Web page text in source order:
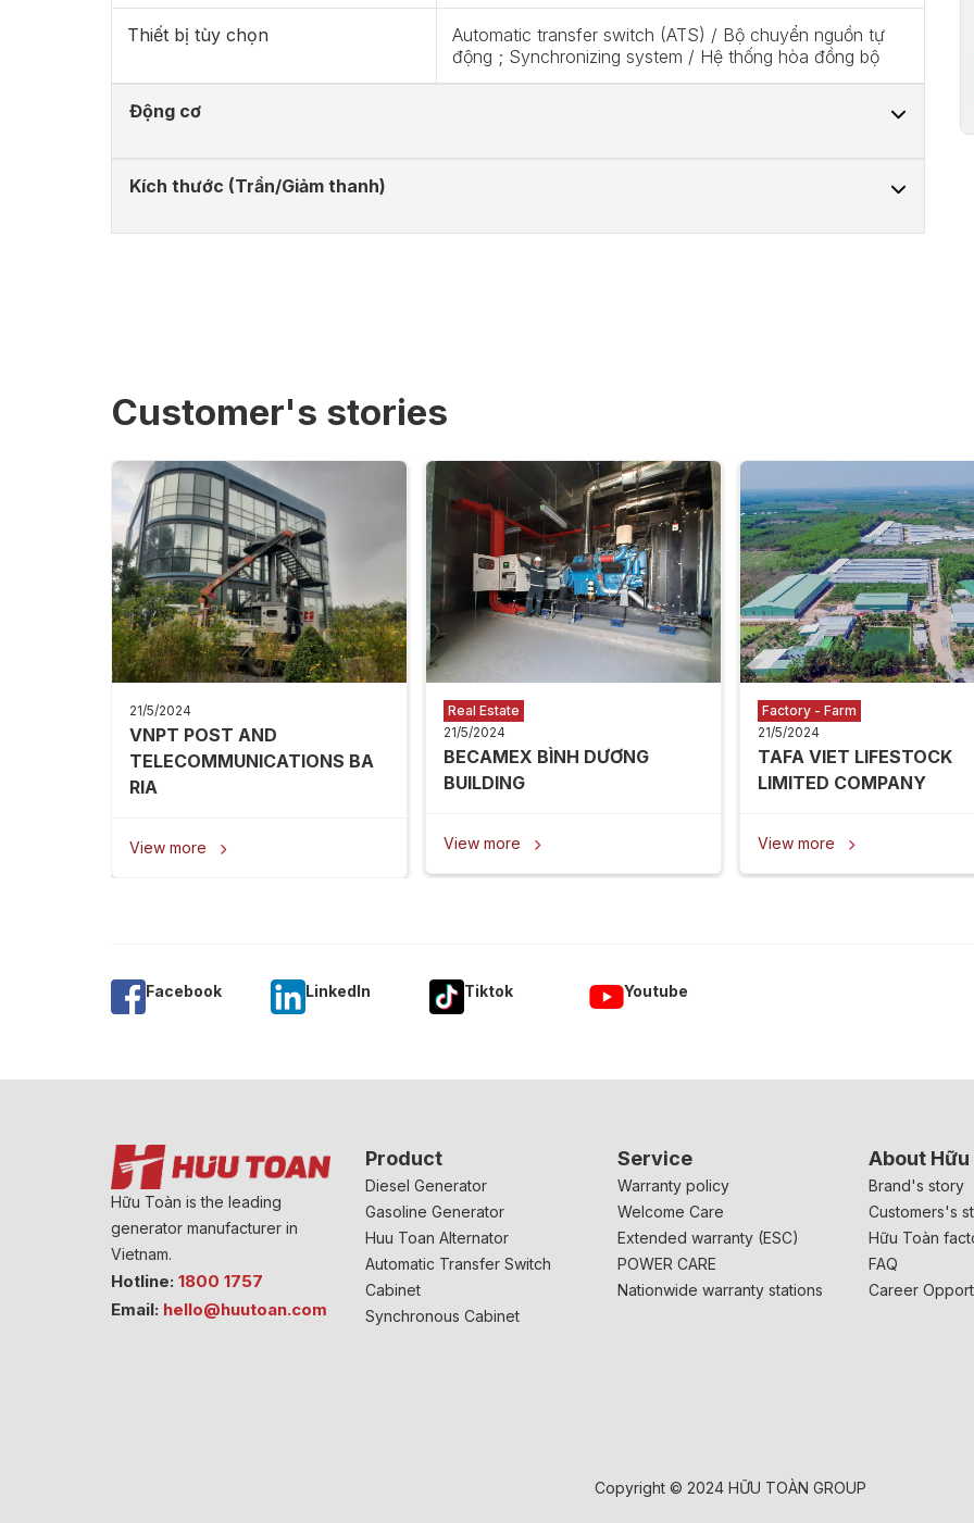
Thiết bị tùy chọn
Automatic transfer switch (ATS) / Bộ chuyển nguồn tự
động ; Synchronizing system / Hệ thống hòa đồng bộ
Động cơ
Kích thước (Trần/Giảm thanh)
Customer's stories
21/5/2024
VNPT POST AND
TELECOMMUNICATIONS BA
RIA
View more 
Real Estate
21/5/2024
BECAMEX BÌNH DƯƠNG
BUILDING
View more 
Factory - Farm
21/5/2024
TAFA VIET LIFESTOCK
LIMITED COMPANY
View more 
Facebook Linkedln Tiktok Youtube
Hữu Toàn is the leading
generator manufacturer in
Vietnam.
Hotline: 1800 1757
Email: hello@huutoan.com
Product
Diesel Generator
Gasoline Generator
Huu Toan Alternator
Automatic Transfer Switch
Cabinet
Synchronous Cabinet
Service
Warranty policy
Welcome Care
Extended warranty (ESC)
POWER CARE
Nationwide warranty stations
About Hữu
Brand's story
Customers's
Hữu Toàn
FAQ
Career
Copyright © 2024 HỮU TOÀN GROUP